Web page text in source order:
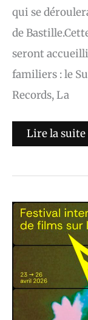
qui se
de
seront
familiers : le
Records, La
Lire la suite
FAME
–
Festival
international
de
sur
la
musique